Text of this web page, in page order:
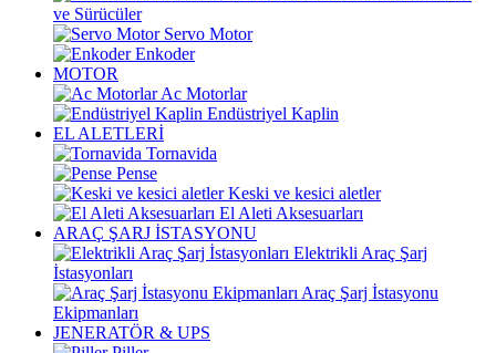
ve Sürücüler
Servo Motor
Enkoder
MOTOR
Ac Motorlar
Endüstriyel Kaplin
EL ALETLERİ
Tornavida
Pense
Keski ve kesici aletler
El Aleti Aksesuarları
ARAÇ ŞARJ İSTASYONU
Elektrikli Araç Şarj
İstasyonları
Araç Şarj İstasyonu
Ekipmanları
JENERATÖR & UPS